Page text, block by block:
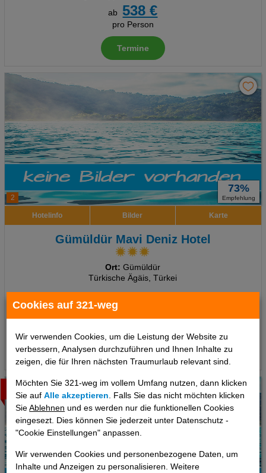
Cookies auf 321-weg
Wir verwenden Cookies, um die Leistung der Website zu
verbessern, Analysen durchzuführen und Ihnen Inhalte zu
zeigen, die für Ihren nächsten Traumurlaub relevant sind.
Möchten Sie 321-weg im vollem Umfang nutzen, dann klicken
Sie aufAlle akzeptieren . Falls Sie das nicht möchten klicken
SieAblehnen und es werden nur die funktionellen Cookies
eingesezt. Dies können Sie jederzeit unter Datenschutz -
"Cookie Einstellungen" anpassen.
Wir verwenden Cookies und personenbezogene Daten, um
Inhalte und Anzeigen zu personalisieren. Weitere
ab
538 €
pro Person
Termine
2
73%
Empfehlung
Hotelinfo Bilder Karte
Gümüldür Mavi Deniz Hotel
Ort: Gümüldür
Türkische Ägäis, Türkei
7 Tage Doppelzimmer, All Inclusive
ab
Termine